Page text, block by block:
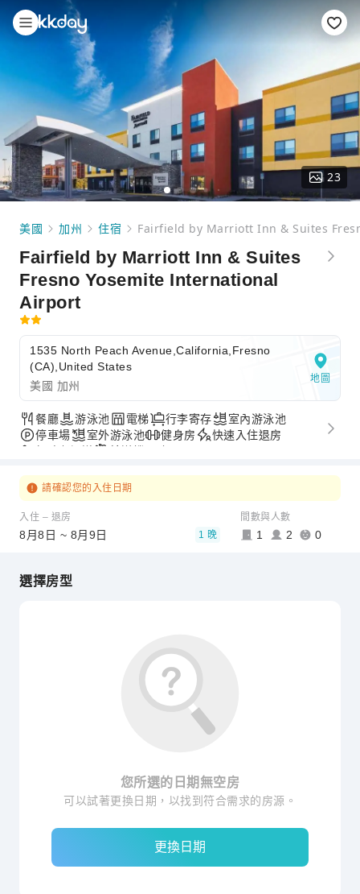
23
美國 加州 住宿 Fairfield by Marriott Inn & Suites
Fairfield by Marriott Inn & Suites
Fresno Yosemite International
Airport
1535 North Peach Avenue,California,Fresno
(CA),United States
美國 加州
地圖
餐廳 游泳池 電梯 行李寄存
室內游泳池
停車場
室外游泳池 健身房
快速入住退房
請確認您的入住日期
入住 – 退房
8月8日 ~ 8月9日 1 晚
間數與人數
1 2 0
選擇房型
您所選的日期無空房
可以試著更換日期，以找到符合需求的房源。
更換日期